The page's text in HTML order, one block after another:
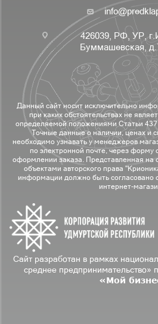
426039, РФ, УР,
Буммашевская,
Данный сайт носит исключительно
при каких обстоятельствах не
определяемой положениями Статьи
Точные данные о наличии, ценах и
необходимо узнавать у менеджеров
по электронной почте, через форму
оформлении заказа. Представленная на
объектами авторского права
информации должно быть согласовано
интернет-
Сайт разработан в рамках
среднее предпринимательство»
«Мой